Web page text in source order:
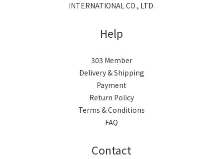
INTERNATIONAL CO., LTD.
Help
303 Member
Delivery & Shipping
Payment
Return Policy
Terms & Conditions
FAQ
Contact